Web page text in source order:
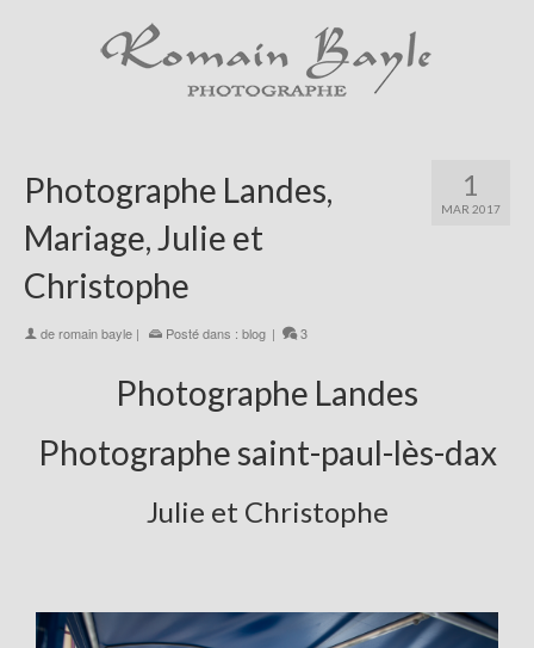
1
MAR 2017
Photographe Landes,
Mariage, Julie et
Christophe
deromain bayle | Posté dans : blog | 3
Photographe Landes
Photographe saint-paul-lès-dax
Julie et Christophe